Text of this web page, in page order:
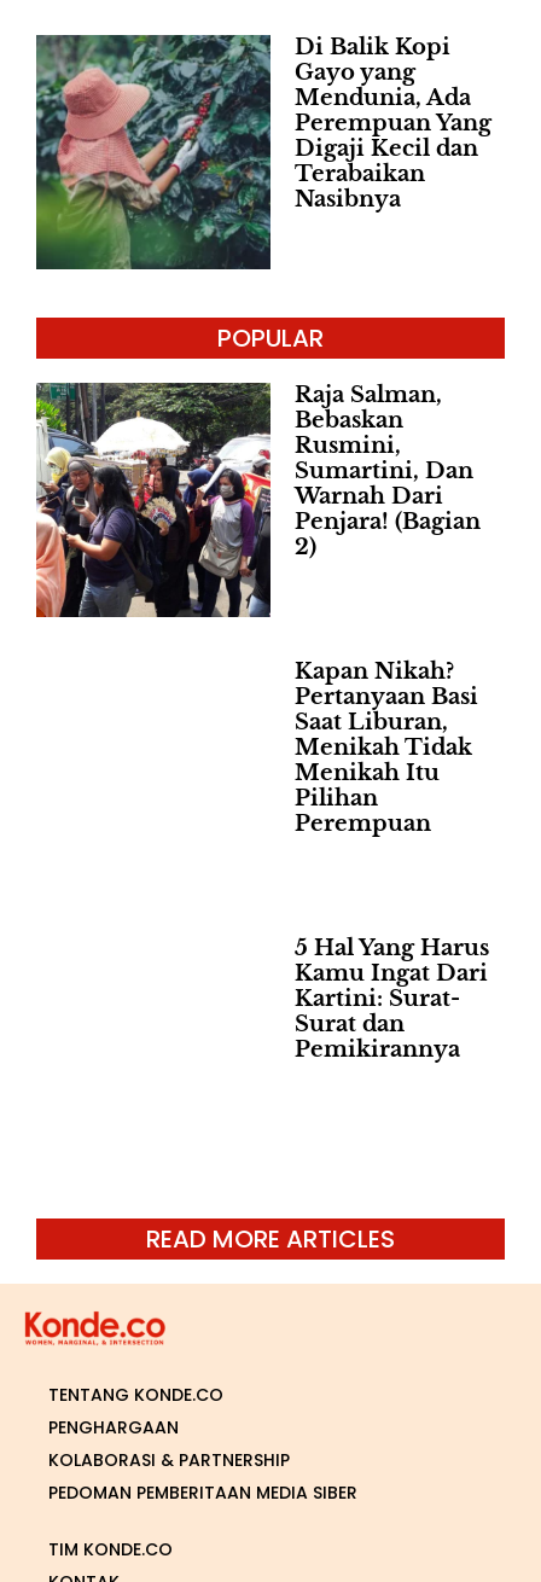
Di Balik Kopi
Gayo yang
Mendunia, Ada
Perempuan Yang
Digaji Kecil dan
Terabaikan
Nasibnya
POPULAR
Raja Salman,
Bebaskan
Rusmini,
Sumartini, Dan
Warnah Dari
Penjara! (Bagian
2)
Kapan Nikah?
Pertanyaan Basi
Saat Liburan,
Menikah Tidak
Menikah Itu
Pilihan
Perempuan
5 Hal Yang Harus
Kamu Ingat Dari
Kartini: Surat-
Surat dan
Pemikirannya
READ MORE ARTICLES
TENTANG KONDE.CO
PENGHARGAAN
KOLABORASI & PARTNERSHIP
PEDOMAN PEMBERITAAN MEDIA SIBER
TIM KONDE.CO